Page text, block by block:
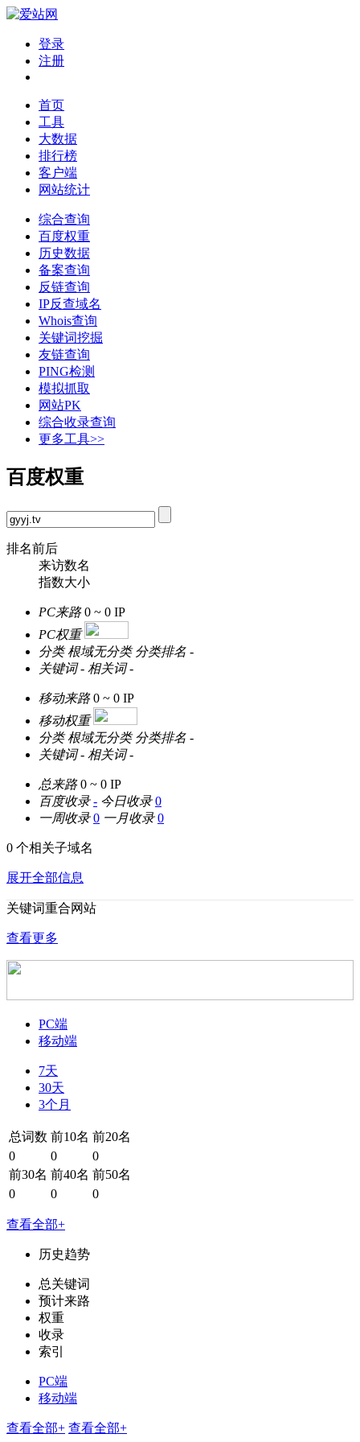
登录
注册
首页
工具
大数据
排行榜
客户端
网站统计
综合查询
百度权重
历史数据
备案查询
反链查询
IP反查域名
Whois查询
关键词挖掘
友链查询
PING检测
模拟抓取
网站PK
综合收录查询
更多工具>>
百度权重
排名前后
来访数名
指数大小
PC来路 0 ~ 0 IP
PC权重
分类 根域无分类 分类排名 -
关键词 - 相关词 -
移动来路 0 ~ 0 IP
移动权重
分类 根域无分类 分类排名 -
关键词 - 相关词 -
总来路 0 ~ 0 IP
百度收录 - 今日收录 0
一周收录 0 一月收录 0
0 个相关子域名
展开全部信息
关键词重合网站
查看更多
PC端
移动端
7天
30天
3个月
总词数 前10名 前20名
0
0
0
前30名 前40名 前50名
0
0 0
查看全部+
历史趋势
总关键词
预计来路
权重
收录
索引
PC端
移动端
查看全部+ 查看全部+